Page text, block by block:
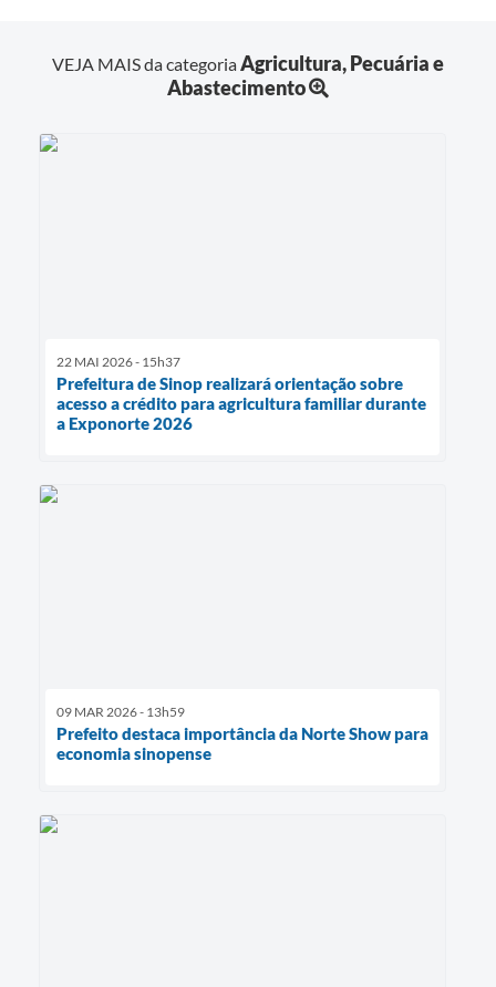
VEJA MAIS da categoriaAgricultura, Pecuária e
Abastecimento
22 MAI 2026 - 15h37
Prefeitura de Sinop realizará orientação sobre
acesso a crédito para agricultura familiar durante
a Exponorte 2026
09 MAR 2026 - 13h59
Prefeito destaca importância da Norte Show para
economia sinopense